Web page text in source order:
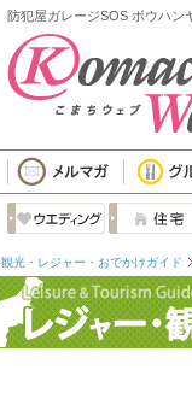
防犯屋ガレージSOS ボウハン
観光・レジャー・おでかけガイド